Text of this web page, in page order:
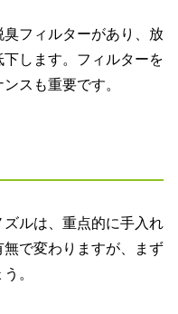
フィルターがあり、放
します。フィルターを
スも重要です。
ルは、重点的に手入れ
で変わりますが、まず
。